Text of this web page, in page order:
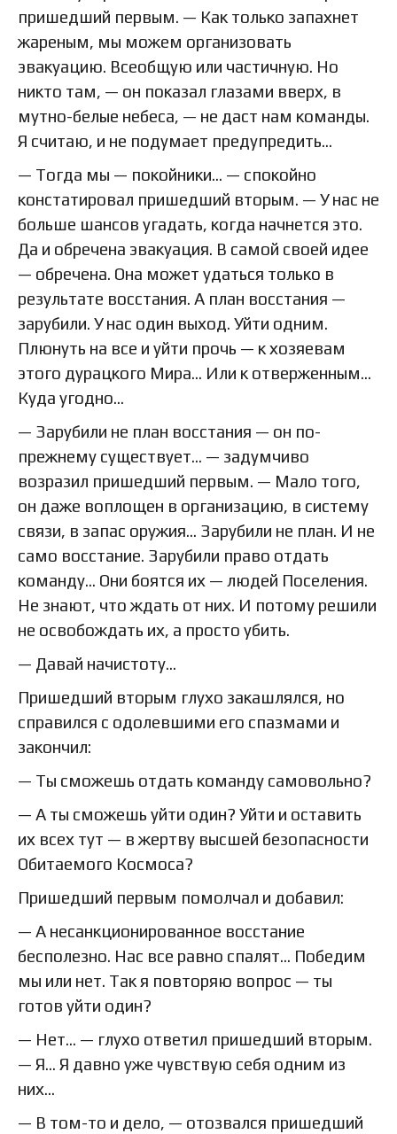
пришедший первым. — Как только запахнет
жареным, мы можем организовать
эвакуацию. Всеобщую или частичную. Но
никто там, — он показал глазами вверх, в
мутно-белые небеса, — не даст нам команды.
Я считаю, и не подумает предупредить...
— Тогда мы — покойники... — спокойно
констатировал пришедший вторым. — У нас не
больше шансов угадать, когда начнется это.
Да и обречена эвакуация. В самой своей идее
— обречена. Она может удаться только в
результате восстания. А план восстания —
зарубили. У нас один выход. Уйти одним.
Плюнуть на все и уйти прочь — к хозяевам
этого дурацкого Мира... Или к отверженным...
Куда угодно...
— Зарубили не план восстания — он по-
прежнему существует... — задумчиво
возразил пришедший первым. — Мало того,
он даже воплощен в организацию, в систему
связи, в запас оружия... Зарубили не план. И не
само восстание. Зарубили право отдать
команду... Они боятся их — людей Поселения.
Не знают, что ждать от них. И потому решили
не освобождать их, а просто убить.
— Давай начистоту...
Пришедший вторым глухо закашлялся, но
справился с одолевшими его спазмами и
закончил:
— Ты сможешь отдать команду самовольно?
— А ты сможешь уйти один? Уйти и оставить
их всех тут — в жертву высшей безопасности
Обитаемого Космоса?
Пришедший первым помолчал и добавил:
— А несанкционированное восстание
бесполезно. Нас все равно спалят... Победим
мы или нет. Так я повторяю вопрос — ты
готов уйти один?
— Нет... — глухо ответил пришедший вторым.
— Я... Я давно уже чувствую себя одним из
них...
— В том-то и дело, — отозвался пришедший